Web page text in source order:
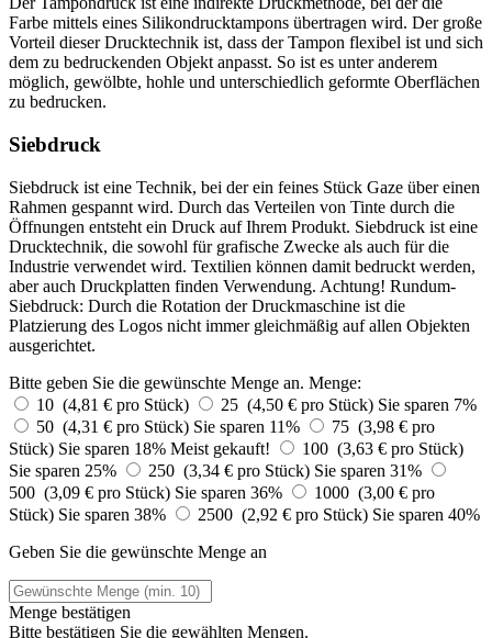
Farbe mittels eines Silikondrucktampons übertragen wird. Der große
Vorteil dieser Drucktechnik ist, dass der Tampon flexibel ist und sich
dem zu bedruckenden Objekt anpasst. So ist es unter anderem
möglich, gewölbte, hohle und unterschiedlich geformte Oberflächen
zu bedrucken.
Siebdruck
Siebdruck ist eine Technik, bei der ein feines Stück Gaze über einen
Rahmen gespannt wird. Durch das Verteilen von Tinte durch die
Öffnungen entsteht ein Druck auf Ihrem Produkt. Siebdruck ist eine
Drucktechnik, die sowohl für grafische Zwecke als auch für die
Industrie verwendet wird. Textilien können damit bedruckt werden,
aber auch Druckplatten finden Verwendung. Achtung! Rundum-
Siebdruck: Durch die Rotation der Druckmaschine ist die
Platzierung des Logos nicht immer gleichmäßig auf allen Objekten
ausgerichtet.
Bitte geben Sie die gewünschte Menge an. Menge:
10 (4,81 € pro Stück)
25 (4,50 € pro Stück) Sie sparen 7%
50 (4,31 € pro Stück) Sie sparen 11%
75 (3,98 € pro
Stück) Sie sparen 18% Meist gekauft!
100 (3,63 € pro Stück)
Sie sparen 25%
250 (3,34 € pro Stück) Sie sparen 31%
500 (3,09 € pro Stück) Sie sparen 36%
1000 (3,00 € pro
Stück) Sie sparen 38% 2500 (2,92 € pro Stück) Sie sparen 40%
Geben Sie die gewünschte Menge an
Menge bestätigen
Bitte bestätigen Sie die gewählten Mengen.